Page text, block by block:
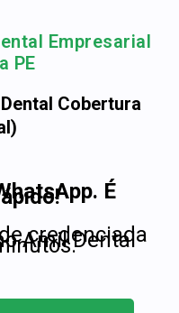
Empresarial
PE
Cobertura
É
credenciada
Amil Dental